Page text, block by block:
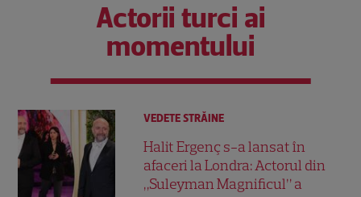
Actorii turci ai
momentului
VEDETE STRĂINE
Halit Ergenç s-a lansat în
afaceri la Londra: Actorul din
„Suleyman Magnificul” a